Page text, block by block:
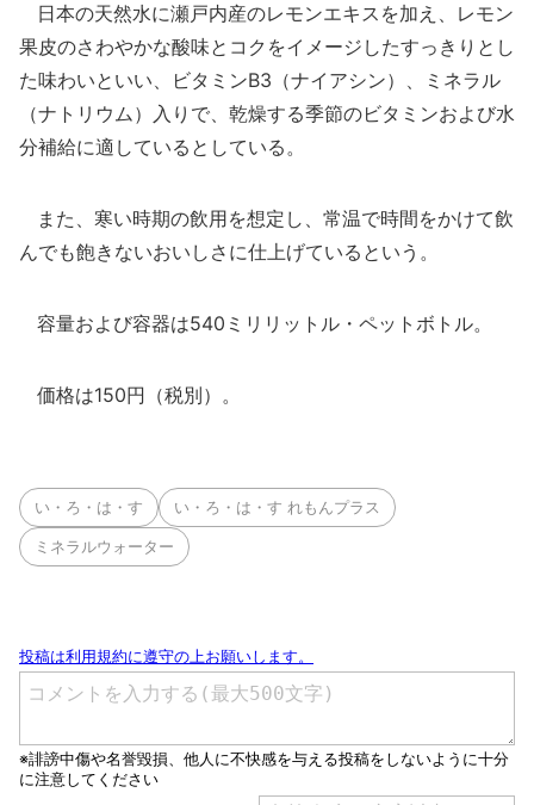
日本の天然水に瀬戸内産のレモンエキスを加え、レモン
果皮のさわやかな酸味とコクをイメージしたすっきりとし
た味わいといい、ビタミンB3（ナイアシン）、ミネラル
（ナトリウム）入りで、乾燥する季節のビタミンおよび水
分補給に適しているとしている。
また、寒い時期の飲用を想定し、常温で時間をかけて飲
んでも飽きないおいしさに仕上げているという。
容量および容器は540ミリリットル・ペットボトル。
価格は150円（税別）。
い・ろ・は・す い・ろ・は・す れもんプラス
ミネラルウォーター